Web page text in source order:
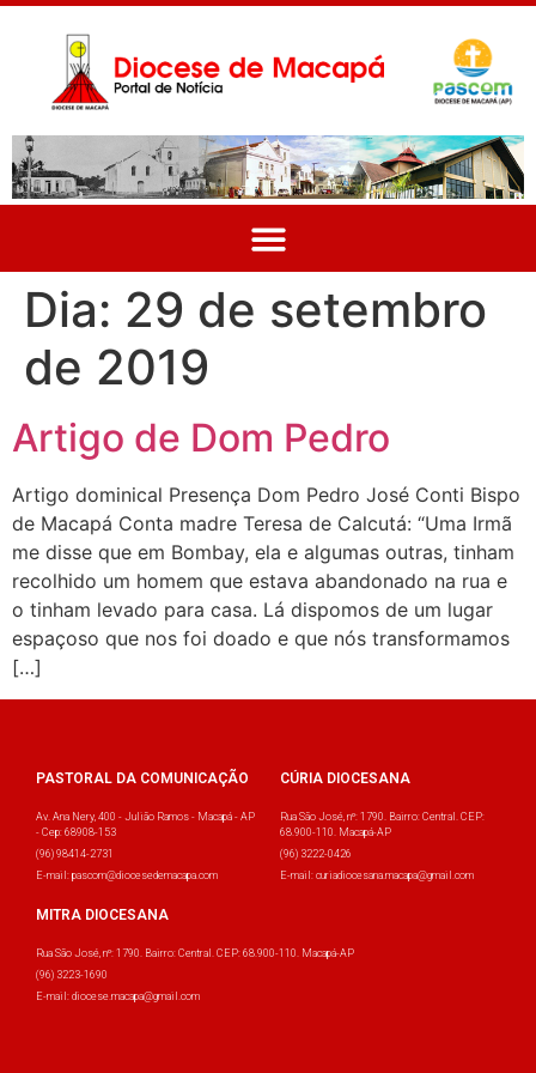
Dia: 29 de setembro
de 2019
Artigo de Dom Pedro
Artigo dominical Presença Dom Pedro José Conti Bispo
de Macapá Conta madre Teresa de Calcutá: “Uma Irmã
me disse que em Bombay, ela e algumas outras, tinham
recolhido um homem que estava abandonado na rua e
o tinham levado para casa. Lá dispomos de um lugar
espaçoso que nos foi doado e que nós transformamos
[…]
PASTORAL DA COMUNICAÇÃO
Av. Ana Nery, 400 - Julião Ramos - Macapá - AP
- Cep: 68908-153
(96) 98414-2731
E-mail: pascom@diocesedemacapa.com
CÚRIA DIOCESANA
Rua São José, nº: 1790. Bairro: Central. CEP:
68.900-110. Macapá-AP
(96) 3222-0426
E-mail: curiadiocesana.macapa@gmail.com
MITRA DIOCESANA
Rua São José, nº: 1790. Bairro: Central. CEP: 68.900-110. Macapá-AP
(96) 3223-1690
E-mail: diocese.macapa@gmail.com